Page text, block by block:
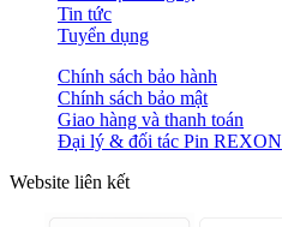
Tin tức
Tuyển dụng
Chính sách bảo hành
Chính sách bảo mật
Giao hàng và thanh toán
Đại lý & đối tác Pin REXON
Website liên kết